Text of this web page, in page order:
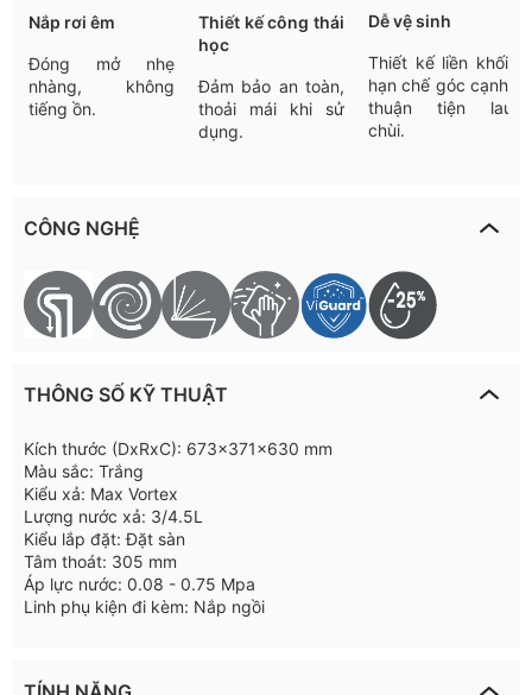
Nắp rơi êm
Đóng mở nhẹ
nhàng, không
tiếng ồn.
Thiết kế công thái
học
Đảm bảo an toàn,
thoải mái khi sử
dụng.
Dễ vệ sinh
Thiết kế liền khối,
hạn chế góc cạnh,
thuận tiện lau
chùi.
CÔNG NGHỆ
THÔNG SỐ KỸ THUẬT
Kích thước (DxRxC): 673x371x630 mm
Màu sắc: Trắng
Kiểu xả: Max Vortex
Lượng nước xả: 3/4.5L
Kiểu lắp đặt: Đặt sàn
Tâm thoát: 305 mm
Áp lực nước: 0.08 - 0.75 Mpa
Linh phụ kiện đi kèm: Nắp ngồi